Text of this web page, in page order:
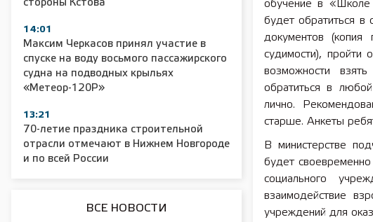
стороны Кстова
14:01
Максим Черкасов принял участие в
спуске на воду восьмого пассажирского
судна на подводных крыльях
«Метеор-120Р»
13:21
70-летие праздника строительной
отрасли отмечают в Нижнем Новгороде
и по всей России
ВСЕ НОВОСТИ
обучение в «Школе
будет обратиться в
документов (копия
судимости), пройти
возможности
обратиться в
лично.
старше. Анкеты
В министерстве
будет
социального
взаимодействие
учреждений для
11 01 Сельское хозяйство 2025 2025 11 01 55 лет СОШ